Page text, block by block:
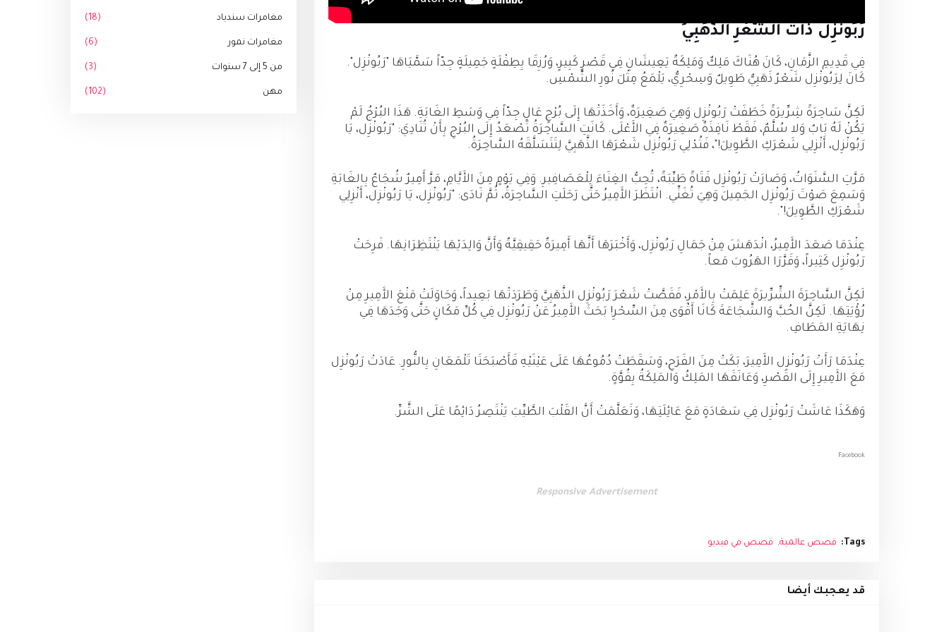
رَبُونْزِل ذاتُ الشَّعْرِ الذَّهَبِيِّ
فِي قَدِيمِ الزَّمَانِ، كَانَ هُنَاكَ مَلِكٌ وَمَلِكَةٌ يَعِيشَانِ فِي قَصْرٍ كَبِيرٍ، وَرُزِقَا بِطِفْلَةٍ جَمِيلَةٍ جِدّاً سَمَّيَاهَا "رَبُونْزِل".
كَانَ لِرَبُونْزِل شَعْرٌ ذَهَبِيٌّ طَوِيلٌ وَسِحْرِيٌّ، يَلْمَعُ مِثْلَ نُورِ الشَّمْسِ.
لَكِنَّ سَاحِرَةً شِرِّيرَةً خَطَفَتْ رَبُونْزِل وَهِيَ صَغِيرَةٌ، وَأَخَذَتْهَا إِلَى بُرْجٍ عَالٍ جِدّاً فِي وَسَطِ الغَابَةِ. هَذَا البُرْجُ لَمْ
يَكُنْ لَهُ بَابٌ وَلا سُلَّمٌ، فَقَطْ نَافِذَةٌ صَغِيرَةٌ فِي الأَعْلَى. كَانَتِ السَّاحِرَةُ تَصْعَدُ إِلَى البُرْجِ بِأَنْ تُنَادِيَ: "رَبُونْزِل، يَا
رَبُونْزِل، أَنْزِلِي شَعْرَكِ الطَّوِيلَ!"، فَتُدْلِي رَبُونْزِل شَعْرَهَا الذَّهَبِيَّ لِتَتَسَلَّقَهُ السَّاحِرَةُ.
مَرَّتِ السَّنَوَاتُ، وَصَارَتْ رَبُونْزِل فَتَاةً طَيِّبَةً، تُحِبُّ الغِنَاءَ لِلْعَصَافِيرِ. وَفِي يَوْمٍ مِنَ الأَيَّامِ، مَرَّ أَمِيرٌ شُجَاعٌ بِالغَابَةِ
وَسَمِعَ صَوْتَ رَبُونْزِل الجَمِيلَ وَهِيَ تُغَنِّي. انْتَظَرَ الأَمِيرُ حَتَّى رَحَلَتِ السَّاحِرَةُ، ثُمَّ نَادَى: "رَبُونْزِل، يَا رَبُونْزِل، أَنْزِلِي
شَعْرَكِ الطَّوِيلَ!".
عِنْدَمَا صَعَدَ الأَمِيرُ، انْدَهَشَ مِنْ جَمَالِ رَبُونْزِل، وَأَخْبَرَهَا أَنَّهَا أَمِيرَةٌ حَقِيقِيَّةٌ وَأَنَّ وَالِدَيْهَا يَنْتَظِرَانِهَا. فَرِحَتْ
رَبُونْزِل كَثِيراً، وَقَرَّرَا الهَرُوبَ مَعاً.
لَكِنَّ السَّاحِرَةَ الشِّرِّيرَةَ عَلِمَتْ بِالأَمْرِ، فَقَصَّتْ شَعْرَ رَبُونْزِل الذَّهَبِيَّ وَطَرَدَتْهَا بَعِيداً، وَحَاوَلَتْ مَنْعَ الأَمِيرِ مِنْ
رُؤْيَتِهَا. لَكِنَّ الحُبَّ وَالشَّجَاعَةَ كَانَا أَقْوَى مِنَ السِّحْرِ! بَحَثَ الأَمِيرُ عَنْ رَبُونْزِل فِي كُلِّ مَكَانٍ حَتَّى وَجَدَهَا فِي
نِهَايَةِ المَطَافِ.
عِنْدَمَا رَأَتْ رَبُونْزِل الأَمِيرَ، بَكَتْ مِنَ الفَرَحِ، وَسَقَطَتْ دُمُوعُهَا عَلَى عَيْنَيْهِ فَأَصْبَحَتَا تَلْمَعَانِ بِالنُّورِ. عَادَتْ رَبُونْزِل
مَعَ الأَمِيرِ إِلَى القَصْرِ، وَعَانَقَهَا المَلِكُ وَالمَلِكَةُ بِقُوَّةٍ.
وَهَكَذَا عَاشَتْ رَبُونْزِل فِي سَعَادَةٍ مَعَ عَائِلَتِهَا، وَتَعَلَّمَتْ أَنَّ القَلْبَ الطَّيِّبَ يَنْتَصِرُ دَائِمًا عَلَى الشَّرِّ.
Facebook
Responsive Advertisement
Tags: قصص عالمية قصص في فيديو
قد يعجبك أيضا
مغامرات سندباد (18)
مغامرات نمور (6)
من 5 إلى 7 سنوات (3)
مهن (102)